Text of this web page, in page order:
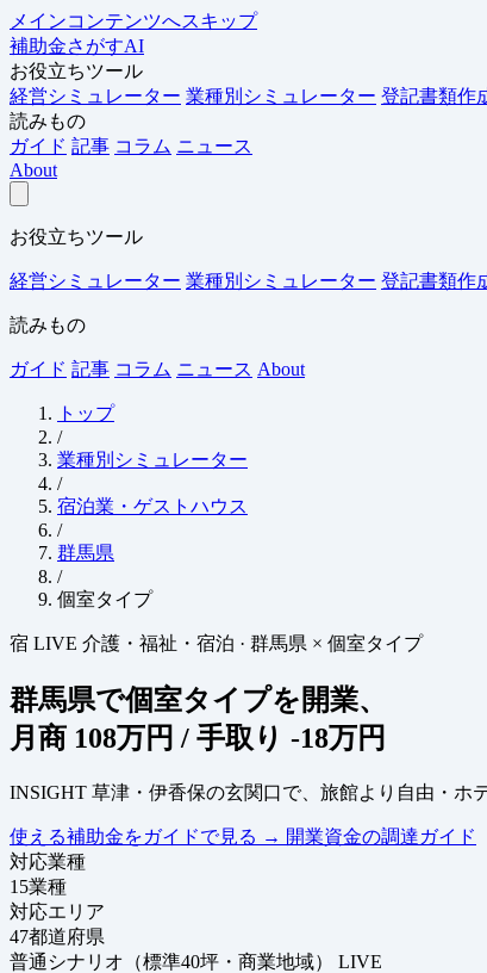
メインコンテンツへスキップ
補助金さがすAI
お役立ちツール
経営シミュレーター 業種別シミュレーター 登記書類作
読みもの
ガイド 記事 コラム ニュース
About
お役立ちツール
経営シミュレーター 業種別シミュレーター 登記書類作
読みもの
ガイド 記事 コラム ニュース About
トップ
/
業種別シミュレーター
/
宿泊業・ゲストハウス
/
群馬県
/
個室タイプ
宿 LIVE 介護・福祉・宿泊 · 群馬県 × 個室タイプ
群馬県で個室タイプを開業、
月商 108万円 / 手取り -18万円
INSIGHT 草津・伊香保の玄関口で、旅館より自由・ホ
使える補助金をガイドで見る → 開業資金の調達ガイド
対応業種
15業種
対応エリア
47都道府県
普通シナリオ（標準40坪・商業地域）
LIVE